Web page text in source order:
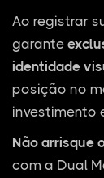
Ao registrar
garante
identidade
posição no
investimento
Não arrisque
com a Dual